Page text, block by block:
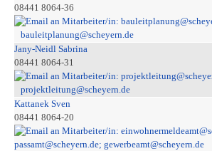
08441 8064-36
bauleitplanung@scheyern.de
Jany-Neidl Sabrina
08441 8064-31
projektleitung@scheyern.de
Kattanek Sven
08441 8064-20